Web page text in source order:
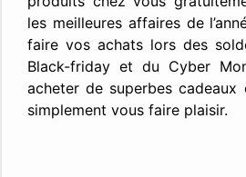
les meilleures affaires de
faire vos achats lors des
Black-friday et du Cyber
acheter de superbes cadeaux
simplement vous faire plaisir.